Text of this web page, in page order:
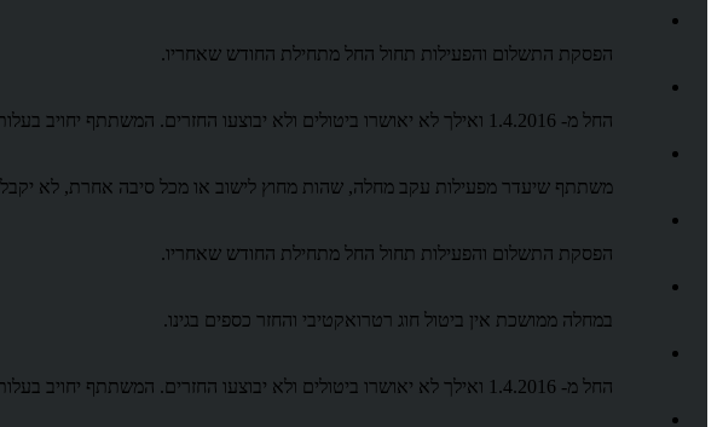
הפסקת התשלום והפעילות תחול החל מתחילת החודש שאחריו.
החל מ- 1.4.2016 ואילך לא יאושרו ביטולים ולא יבוצעו החזרים. המשתתף יחויב בעלות החוג עד סוף השנה.
משתתף שיעדר מפעילות עקב מחלה, שהות מחוץ לישוב או מכל סיבה אחרת, לא
הפסקת התשלום והפעילות תחול החל מתחילת החודש שאחריו.
במחלה ממושכת אין ביטול חוג רטרואקטיבי והחזר כספים בגינו.
החל מ- 1.4.2016 ואילך לא יאושרו ביטולים ולא יבוצעו החזרים. המשתתף יחויב בעלות החוג עד סוף השנה. מלבד תלמידות טרום חובה.